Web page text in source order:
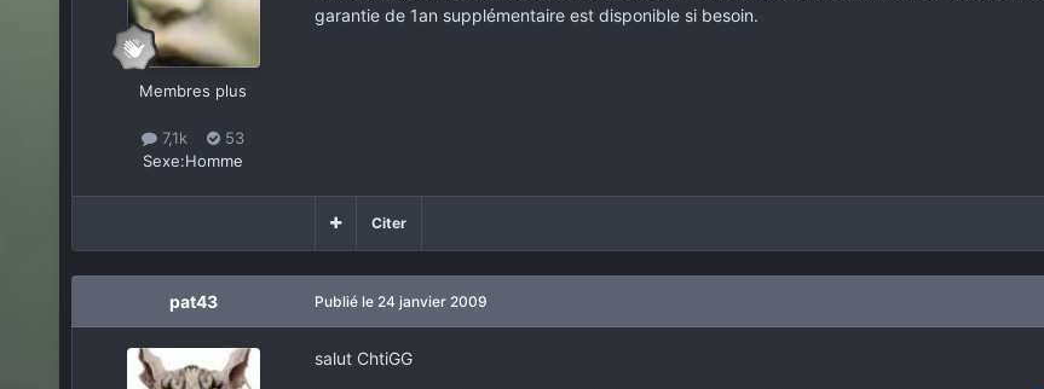
Membres plus
7,1k
53
Sexe:Homme
garantie de 1an supplémentaire est disponible si besoin.
Citer
pat43 Publié le 24 janvier 2009
salut ChtiGG